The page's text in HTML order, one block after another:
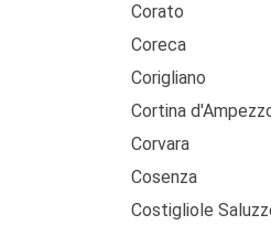
Corato
Coreca
Corigliano
Cortina
Corvara
Cosenza
Costigliole